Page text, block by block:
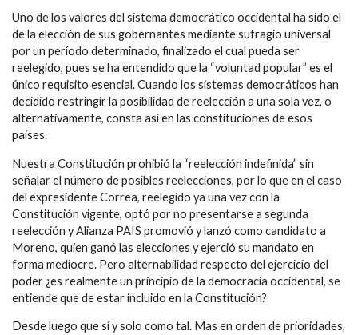
Uno de los valores del sistema democrático occidental ha sido el
de la elección de sus gobernantes mediante sufragio universal
por un período determinado, finalizado el cual pueda ser
reelegido, pues se ha entendido que la “voluntad popular” es el
único requisito esencial. Cuando los sistemas democráticos han
decidido restringir la posibilidad de reelección a una sola vez, o
alternativamente, consta así en las constituciones de esos
países.
Nuestra Constitución prohibió la “reelección indefinida” sin
señalar el número de posibles reelecciones, por lo que en el caso
del expresidente Correa, reelegido ya una vez con la
Constitución vigente, optó por no presentarse a segunda
reelección y Alianza PAIS promovió y lanzó como candidato a
Moreno, quien ganó las elecciones y ejerció su mandato en
forma mediocre. Pero alternabilidad respecto del ejercicio del
poder ¿es realmente un principio de la democracia occidental, se
entiende que de estar incluido en la Constitución?
Desde luego que sí y solo como tal. Mas en orden de prioridades,